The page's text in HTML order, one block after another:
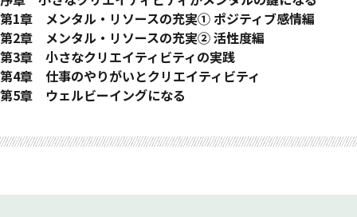
ソニーのクリエイティビティを学んで
クリエイティビティとメンタルヘルスの関係
小さなクリエイティビティが人生を変える
クリエイティビティと気分の深い関係
クリエイティブ・メンタルマネジメント法
第1章 メンタル・リソースの充実① ポジティブ感情編
ポジティブ感情の効果を知る
脳はネガティブなことに強く反応する／ポジティブ感情は視野
を広げ、選択肢を増やす／ポジティブ感情は身体の回復を早め
る／ポジティブ感情はストレスの緩衝材になる
今この瞬間を「味わう」こと／注意散漫な私たちの日常／「味
わう」の3つのタイプ／休暇を「味わう」ことの効果／「味わ
／歩行スピードを早める／ストレスに対するマインドセットを
第2章 メンタル・リソースの充実② 活性度編
自律神経を整える
自律神経の状態を知る／自律神経の活動量が最も低下する「木
曜日」／「木曜日」を乗り切るために有効な呼吸法／自然環境
注意資源を回復する
アテンション ・エコノミーの時代／注意資源とは？／マルチ
時間も場所もないときは？／最も効果的な自然画像／「窓×観
第3章 小さなクリエイティビティの実践
日本のビジネスパーソンの課題
仕事に対する熱意が低い日本人／仕事の熱意が高い職業とは？
い日本人
仕事で「リトルC」を実践する
と工夫」の実践例／ルーチンワークとマインドワンダリング／
第4章 仕事のやりがいとクリエイティビティ
仕事で「フロー」状態になる方法
仕事で「フロー」が起きにくい理由と対処法／モチベーション
とクリエイティビティ／クリエイティビティを支援する組織風
クリエイティビティはもっと高められる！
第5章 ウェルビーイングになる
タイムプレッシャーとクリエイティビティ
意識して「無意識の時間」をつくる
自然環境にどっぷり浸かって自分を取り戻す